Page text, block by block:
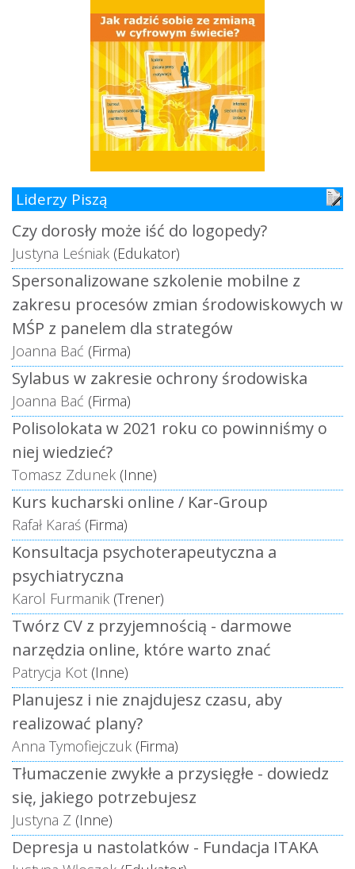
Liderzy Piszą
Czy dorosły może iść do logopedy?
Justyna Leśniak (Edukator)
Spersonalizowane szkolenie mobilne z
zakresu procesów zmian środowiskowych w
MŚP z panelem dla strategów
Joanna Bać (Firma)
Sylabus w zakresie ochrony środowiska
Joanna Bać (Firma)
Polisolokata w 2021 roku co powinniśmy o
niej wiedzieć?
Tomasz Zdunek (Inne)
Kurs kucharski online / Kar-Group
Rafał Karaś (Firma)
Konsultacja psychoterapeutyczna a
psychiatryczna
Karol Furmanik (Trener)
Twórz CV z przyjemnością - darmowe
narzędzia online, które warto znać
Patrycja Kot (Inne)
Planujesz i nie znajdujesz czasu, aby
realizować plany?
Anna Tymofiejczuk (Firma)
Tłumaczenie zwykłe a przysięgłe - dowiedz
się, jakiego potrzebujesz
Justyna Z (Inne)
Depresja u nastolatków - Fundacja ITAKA